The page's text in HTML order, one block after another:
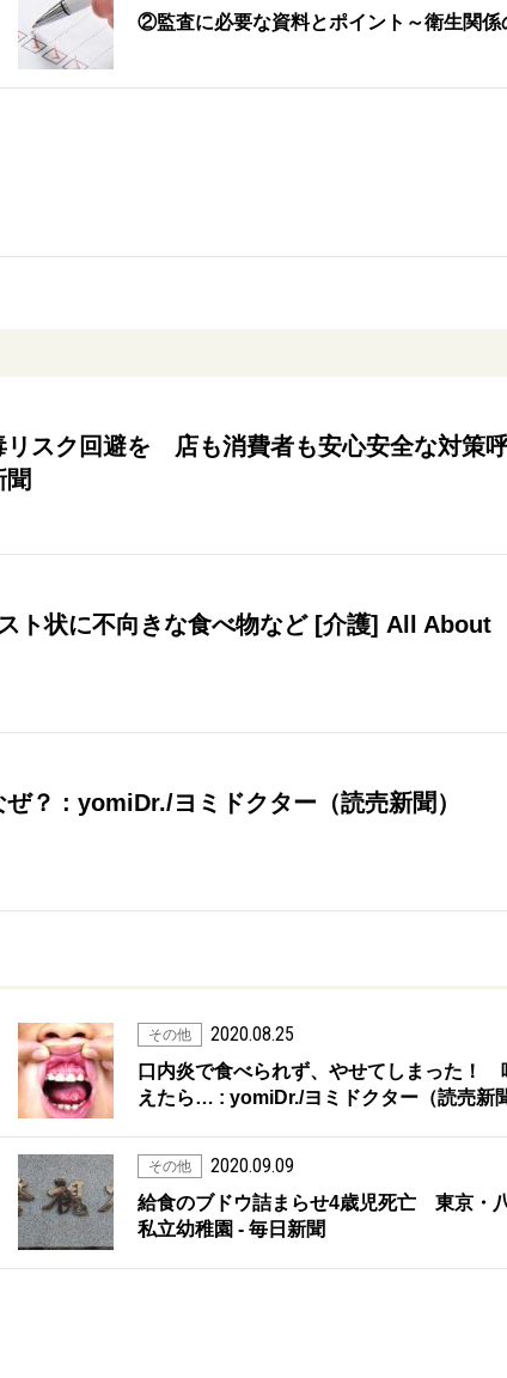
②監査に必要な資料とポイント～衛生関係
リスク回避を 店も消費者も安心安全な対策
聞
ト状に不向きな食べ物など [介護] All About
？ : yomiDr./ヨミドクター（読売新聞）
その他 2020.08.25
口内炎で食べられず、やせてしまった！
えたら… : yomiDr./ヨミドクター（読売新
その他 2020.09.09
給食のブドウ詰まらせ4歳児死亡 東京・
私立幼稚園 - 毎日新聞